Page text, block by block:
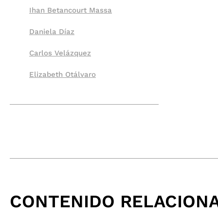
Ihan Betancourt Massa
Daniela Díaz
Carlos Velázquez
Elizabeth Otálvaro
CONTENIDO